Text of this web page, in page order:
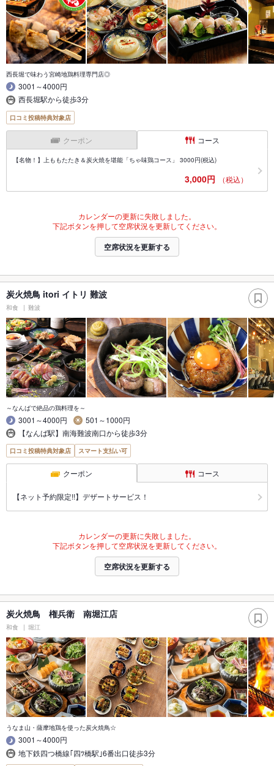
西長堀で味わう宮崎地鶏料理専門店◎
3001～4000円
西長堀駅から徒歩3分
口コミ投稿特典対象店
クーポン コース
【名物！】上ももたたき＆炭火焼を堪能「ちゃ味鶏コース」 3000円(税込)
3,000円 （税込）
カレンダーの更新に失敗しました。
下記ボタンを押して空席状況を更新してください。
空席状況を更新する
炭火焼鳥 itori イトリ 難波
和食 難波
～なんばで絶品の鶏料理を～
3001～4000円
501～1000円
【なんば駅】南海難波南口から徒歩3分
口コミ投稿特典対象店 スマート支払い可
クーポン コース
【ネット予約限定!!】デザートサービス！
カレンダーの更新に失敗しました。
下記ボタンを押して空席状況を更新してください。
空席状況を更新する
炭火焼鳥 権兵衛 南堀江店
和食 堀江
うなま山・薩摩地鶏を使った炭火焼鳥☆
3001～4000円
地下鉄四つ橋線｢四ﾂ橋駅｣6番出口徒歩3分